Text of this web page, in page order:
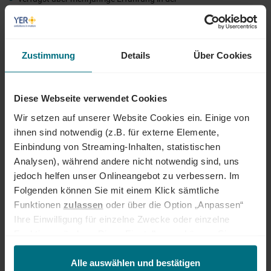
Zustimmung Details Über Cookies
Diese Webseite verwendet Cookies
Wir setzen auf unserer Website Cookies ein. Einige von
ihnen sind notwendig (z.B. für externe Elemente,
Einbindung von Streaming-Inhalten, statistischen
Analysen), während andere nicht notwendig sind, uns
jedoch helfen unser Onlineangebot zu verbessern. Im
Folgenden können Sie mit einem Klick sämtliche
Funktionen zulassen oder über die Option „Anpassen“
Ihre Einwilligung für einzelne Zwecke oder einzelne
jederzeit über unserenCookie-Hinweisaufrufen
und/oder nachträglich jederzeit anpassen. Weitere
Alle auswählen und bestätigen
Personaldienstleistungsbranche mit Schwerpunkt im Bereich
Legal.
Kundenunternehmen und Kandidat:innen im juristischen Umfeld.
bringst ausgeprägte Beratungs- und Verhandlungsstärke sowie
ein sicheres Auftreten mit.
lebst eine ergebnisorientierte Arbeitsweise mit einem hohen Maß
an Eigeninitiative und Durchhaltevermögen.
verfügst über verhandlungssichere Deutsch- (mind. C2 Niveau)
und fließende Englischkenntnisse (mind. B2 Niveau).
ÜBER YER DEUTSCHLAND
Egal ob als Junior, Professional oder Führungskraft: Wir begleiten den